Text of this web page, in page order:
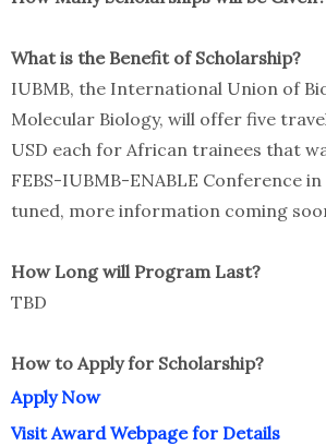
What is the Benefit of Scholarship?
IUBMB, the International Union of
Molecular Biology, will offer five
USD each for African trainees that
FEBS-IUBMB-ENABLE Conference in
tuned, more information coming
How Long will Program Last?
TBD
How to Apply for Scholarship?
Apply Now
Visit Award Webpage for Details